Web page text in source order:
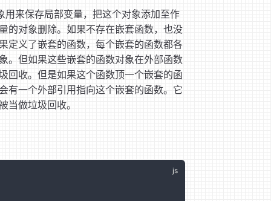
来保存局部变量，把这个对象添加至作
的对象删除。如果不存在嵌套函数，也没
定义了嵌套的函数，每个嵌套的函数都各
。但如果这些嵌套的函数对象在外部函数
回收。但是如果这个函数顶一个嵌套的函
有一个外部引用指向这个嵌套的函数。它
当做垃圾回收。